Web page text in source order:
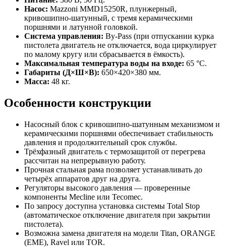
Насос: Mazzoni MMD15250R, плунжерный,
кривошипно-шатунный, с тремя керамическими
поршнями и латунной головкой.
Система управления: By-Pass (при отпускании курка
пистолета двигатель не отключается, вода циркулирует
по малому кругу или сбрасывается в ёмкость).
Максимальная температура воды на входе: 65 °C.
Габариты (Д×Ш×В): 650×420×380 мм.
Масса: 48 кг.
Особенности конструкции
Насосный блок с кривошипно-шатунным механизмом и
керамическими поршнями обеспечивает стабильность
давления и продолжительный срок службы.
Трёхфазный двигатель с термозащитой от перегрева
рассчитан на непрерывную работу.
Прочная стальная рама позволяет устанавливать до
четырёх аппаратов друг на друга.
Регуляторы высокого давления — проверенные
компоненты Mecline или Tecomec.
По запросу доступна установка системы Total Stop
(автоматическое отключение двигателя при закрытии
пистолета).
Возможна замена двигателя на модели Titan, ORANGE
(EME), Ravel или TOR.